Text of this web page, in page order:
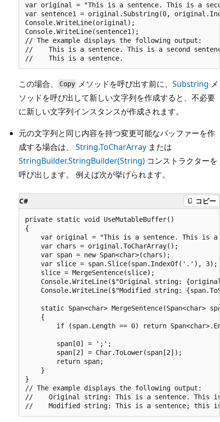
var original = "This is a sentence. This is a
var sentence1 = original.Substring(0,
Console.WriteLine(original);
Console.WriteLine(sentence1);
// The example displays the following output:
//    This is a sentence. This is a second
この場合、 Copy メソッドを呼び出す前に、Substring メ
ソッドを呼び出して新しい文字列を作成すると、不必要
に新しい文字列インスタンスが作成されます。
元の文字列と同じ内容を持つ変更可能なバッファーを作
成する場合は、 String.ToCharArray または
StringBuilder.StringBuilder(String) コンストラクターを
呼び出します。 例えば次が挙げられます。
C# コピー
private static void UseMutableBuffer()
{
var original = "This is a sentence. This is
    var chars = original.ToCharArray();
    var span = new Span<char>(chars);
    var slice = span.Slice(span.IndexOf('.'), 3);
    slice = MergeSentence(slice);
Console.WriteLine($"Original string:
Console.WriteLine($"Modified string:
static Span<char> MergeSentence(Span<char>
    {
if (span.Length == 0) return
        span[0] = ';';
        span[2] = Char.ToLower(span[2]);
        return span;
    }
}
// The example displays the following output:
//    Original string: This is a sentence. This is